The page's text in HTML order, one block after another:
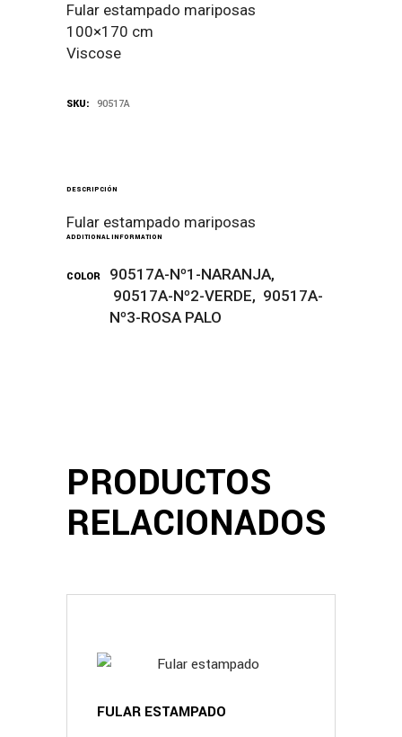
Fular estampado mariposas
100×170 cm
Viscose
SKU: 90517A
DESCRIPCIÓN
Fular estampado mariposas
ADDITIONAL INFORMATION
COLOR
90517A-Nº1-NARANJA,
90517A-Nº2-VERDE, 90517A-
Nº3-ROSA PALO
PRODUCTOS
RELACIONADOS
FULAR ESTAMPADO